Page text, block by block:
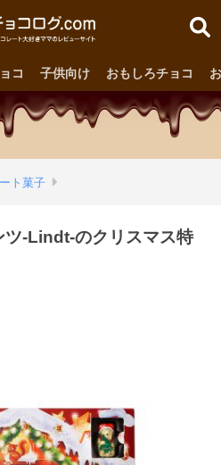
コ 子供向け おもしろチョコ
ト菓子
ツ-Lindt-のクリスマス特